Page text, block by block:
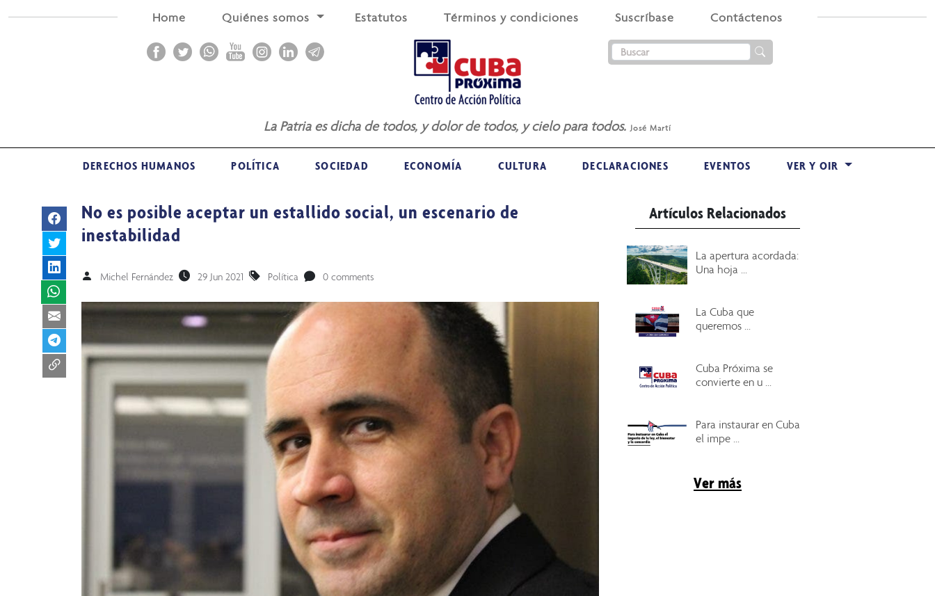
Home Quiénes somos Estatutos Términos y condiciones Suscríbase Contáctenos
La Patria es dicha de todos, y dolor de todos, y cielo para todos. José Martí
DERECHOS HUMANOS POLÍTICA SOCIEDAD ECONOMÍA CULTURA DECLARACIONES EVENTOS VER Y OIR
No es posible aceptar un estallido social, un escenario de
inestabilidad
Michel Fernández 29 Jun 2021 Política 0 comments
Artículos Relacionados
La apertura acordada:
Una hoja ...
La Cuba que
queremos ...
Cuba Próxima se
convierte en u ...
Para instaurar en Cuba
el impe ...
Ver más